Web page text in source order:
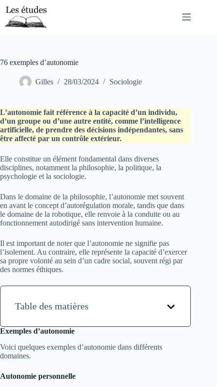
au
contenu
76 exemples d’autonomie
Gilles 28/03/2024 Sociologie
L’autonomie fait référence à la capacité d’un individu,
d’un groupe ou d’une autre entité, comme l’intelligence
artificielle, de prendre des décisions indépendantes, sans
être affecté par un contrôle extérieur.
Elle constitue un élément fondamental dans diverses
disciplines, notamment la philosophie, la politique, la
psychologie et la sociologie.
Dans le domaine de la philosophie, l’autonomie met souvent
en avant le concept d’autorégulation morale, tandis que dans
le domaine de la robotique, elle renvoie à la conduite ou au
fonctionnement autodirigé sans intervention humaine.
Il est important de noter que l’autonomie ne signifie pas
l’isolement. Au contraire, elle représente la capacité d’exercer
sa propre volonté au sein d’un cadre social, souvent régi par
des normes éthiques.
Table des matières
Exemples d’autonomie
Voici quelques exemples d’autonomie dans différents
domaines.
Autonomie personnelle